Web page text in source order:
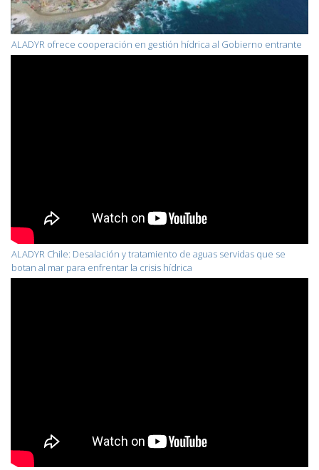
ALADYR ofrece cooperación en gestión hídrica al Gobierno entrante
ALADYR Chile: Desalación y tratamiento de aguas servidas que se
botan al mar para enfrentar la crisis hídrica